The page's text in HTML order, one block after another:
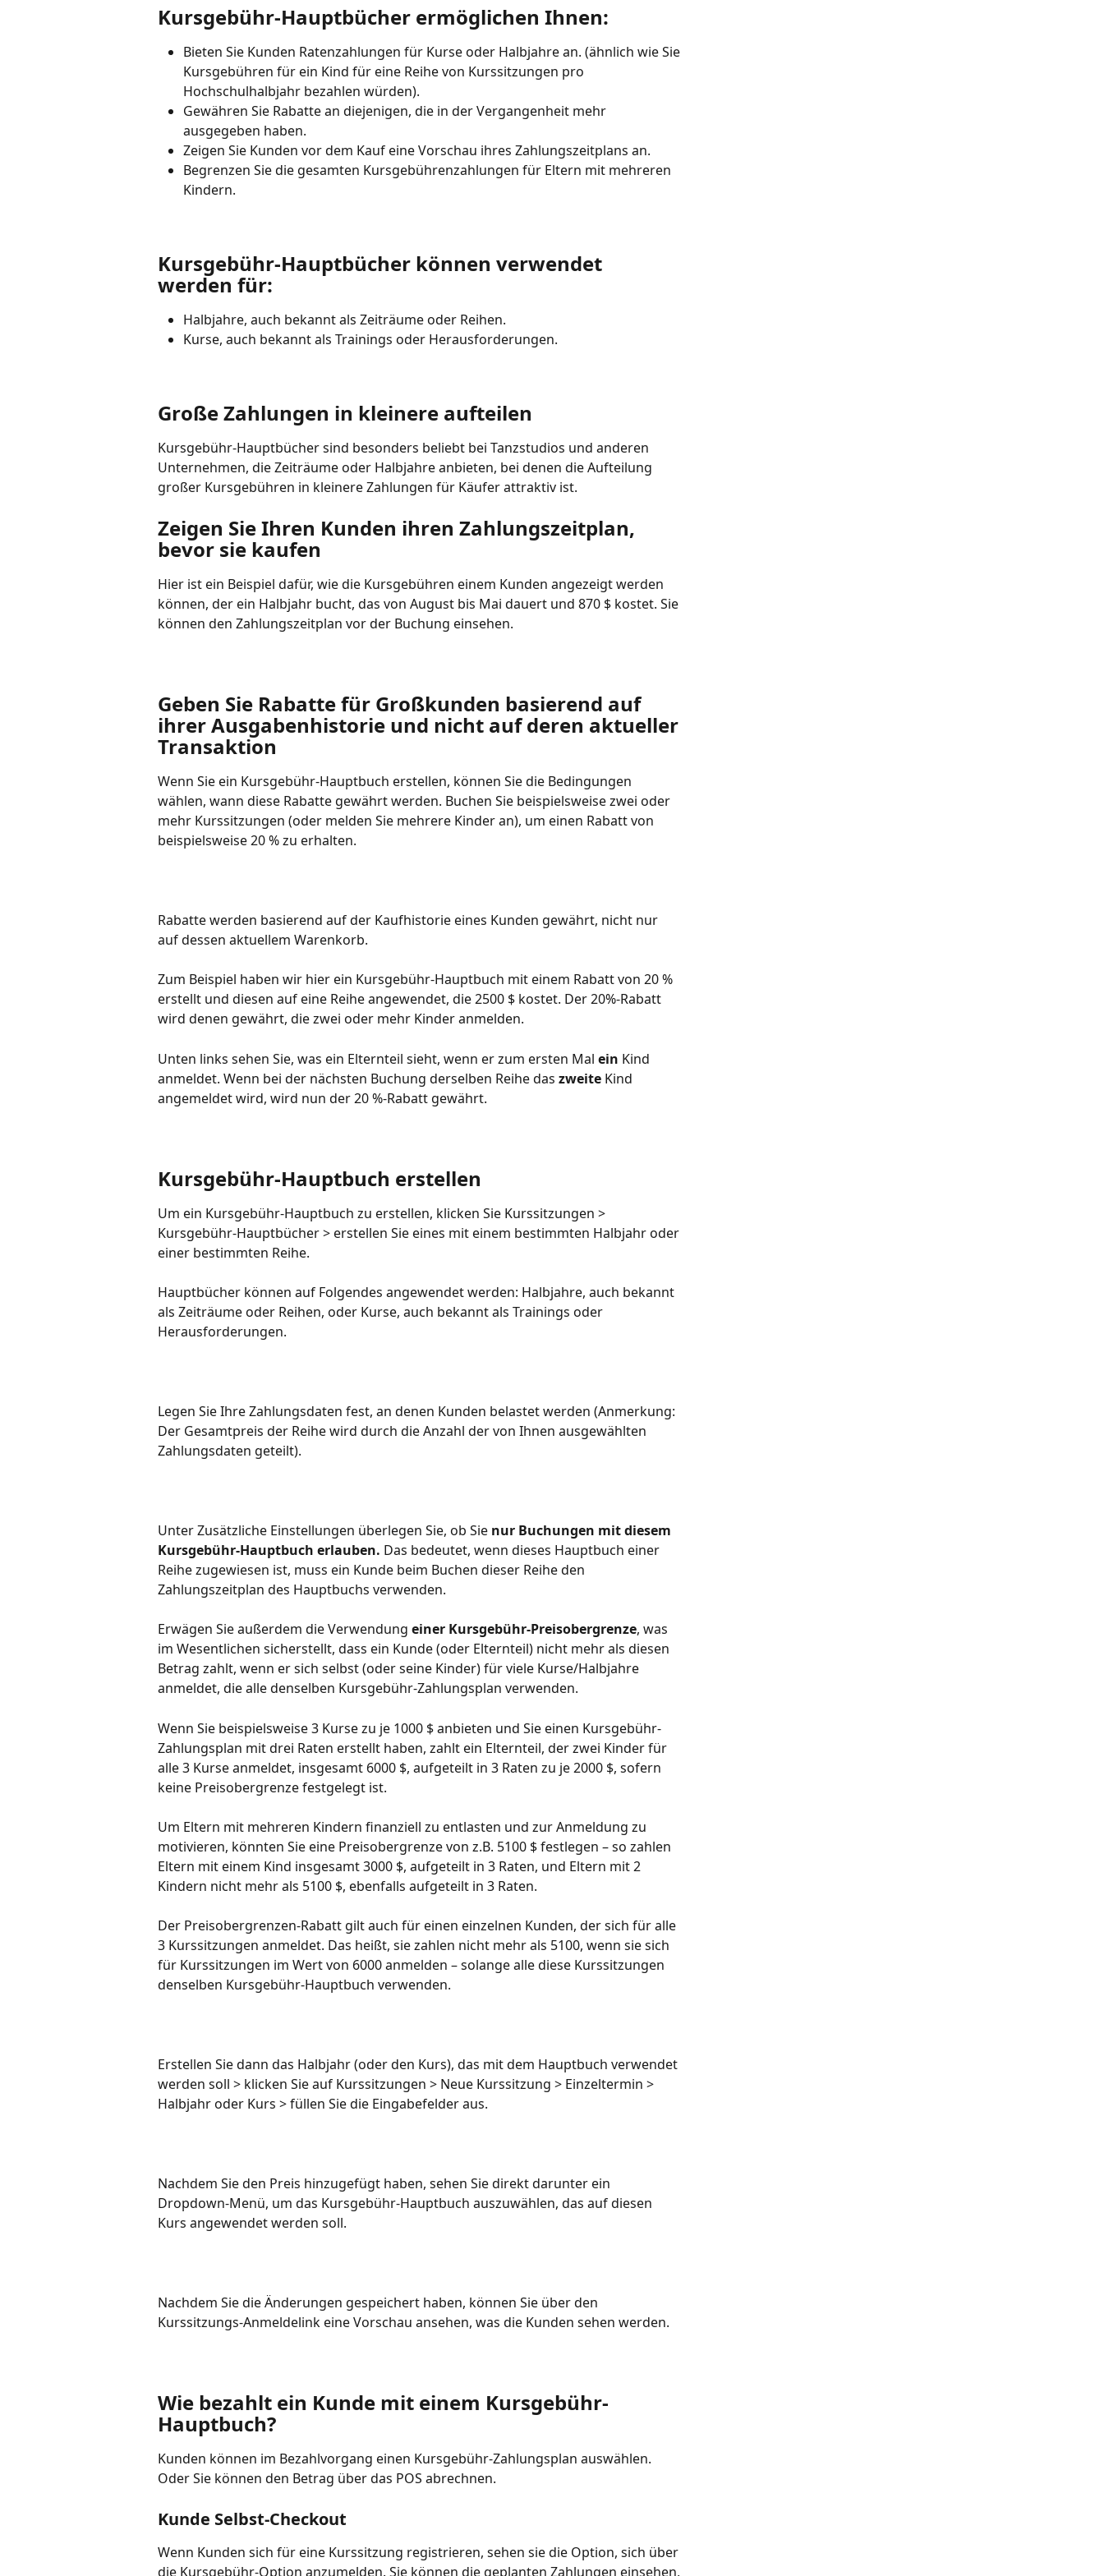
Kursgebühr-Hauptbücher ermöglichen Ihnen:
Bieten Sie Kunden Ratenzahlungen für Kurse oder Halbjahre an. (ähnlich wie Sie
Kursgebühren für ein Kind für eine Reihe von Kurssitzungen pro
Hochschulhalbjahr bezahlen würden).
Gewähren Sie Rabatte an diejenigen, die in der Vergangenheit mehr
ausgegeben haben.
Zeigen Sie Kunden vor dem Kauf eine Vorschau ihres Zahlungszeitplans an.
Begrenzen Sie die gesamten Kursgebührenzahlungen für Eltern mit mehreren
Kindern.
Kursgebühr-Hauptbücher können verwendet
werden für:
Halbjahre, auch bekannt als Zeiträume oder Reihen.
Kurse, auch bekannt als Trainings oder Herausforderungen.
Große Zahlungen in kleinere aufteilen
Kursgebühr-Hauptbücher sind besonders beliebt bei Tanzstudios und anderen
Unternehmen, die Zeiträume oder Halbjahre anbieten, bei denen die Aufteilung
großer Kursgebühren in kleinere Zahlungen für Käufer attraktiv ist.
Zeigen Sie Ihren Kunden ihren Zahlungszeitplan,
bevor sie kaufen
Hier ist ein Beispiel dafür, wie die Kursgebühren einem Kunden angezeigt werden
können, der ein Halbjahr bucht, das von August bis Mai dauert und 870 $ kostet. Sie
können den Zahlungszeitplan vor der Buchung einsehen.
Geben Sie Rabatte für Großkunden basierend auf
ihrer Ausgabenhistorie und nicht auf deren aktueller
Transaktion
Wenn Sie ein Kursgebühr-Hauptbuch erstellen, können Sie die Bedingungen
wählen, wann diese Rabatte gewährt werden. Buchen Sie beispielsweise zwei oder
mehr Kurssitzungen (oder melden Sie mehrere Kinder an), um einen Rabatt von
beispielsweise 20 % zu erhalten.
Rabatte werden basierend auf der Kaufhistorie eines Kunden gewährt, nicht nur
auf dessen aktuellem Warenkorb.
Zum Beispiel haben wir hier ein Kursgebühr-Hauptbuch mit einem Rabatt von 20 %
erstellt und diesen auf eine Reihe angewendet, die 2500 $ kostet. Der 20%-Rabatt
wird denen gewährt, die zwei oder mehr Kinder anmelden.
Unten links sehen Sie, was ein Elternteil sieht, wenn er zum ersten Mal ein Kind
anmeldet. Wenn bei der nächsten Buchung derselben Reihe das zweite Kind
angemeldet wird, wird nun der 20 %-Rabatt gewährt.
Kursgebühr-Hauptbuch erstellen
Um ein Kursgebühr-Hauptbuch zu erstellen, klicken Sie Kurssitzungen >
Kursgebühr-Hauptbücher > erstellen Sie eines mit einem bestimmten Halbjahr oder
einer bestimmten Reihe.
Hauptbücher können auf Folgendes angewendet werden: Halbjahre, auch bekannt
als Zeiträume oder Reihen, oder Kurse, auch bekannt als Trainings oder
Herausforderungen.
Legen Sie Ihre Zahlungsdaten fest, an denen Kunden belastet werden (Anmerkung:
Der Gesamtpreis der Reihe wird durch die Anzahl der von Ihnen ausgewählten
Zahlungsdaten geteilt).
Unter Zusätzliche Einstellungen überlegen Sie, ob Sie nur Buchungen mit diesem
Kursgebühr-Hauptbuch erlauben. Das bedeutet, wenn dieses Hauptbuch einer
Reihe zugewiesen ist, muss ein Kunde beim Buchen dieser Reihe den
Zahlungszeitplan des Hauptbuchs verwenden.
Erwägen Sie außerdem die Verwendung einer Kursgebühr-Preisobergrenze, was
im Wesentlichen sicherstellt, dass ein Kunde (oder Elternteil) nicht mehr als diesen
Betrag zahlt, wenn er sich selbst (oder seine Kinder) für viele Kurse/Halbjahre
anmeldet, die alle denselben Kursgebühr-Zahlungsplan verwenden.
Wenn Sie beispielsweise 3 Kurse zu je 1000 $ anbieten und Sie einen Kursgebühr-
Zahlungsplan mit drei Raten erstellt haben, zahlt ein Elternteil, der zwei Kinder für
alle 3 Kurse anmeldet, insgesamt 6000 $, aufgeteilt in 3 Raten zu je 2000 $, sofern
keine Preisobergrenze festgelegt ist.
Um Eltern mit mehreren Kindern finanziell zu entlasten und zur Anmeldung zu
motivieren, könnten Sie eine Preisobergrenze von z.B. 5100 $ festlegen – so zahlen
Eltern mit einem Kind insgesamt 3000 $, aufgeteilt in 3 Raten, und Eltern mit 2
Kindern nicht mehr als 5100 $, ebenfalls aufgeteilt in 3 Raten.
Der Preisobergrenzen-Rabatt gilt auch für einen einzelnen Kunden, der sich für alle
3 Kurssitzungen anmeldet. Das heißt, sie zahlen nicht mehr als 5100, wenn sie sich
für Kurssitzungen im Wert von 6000 anmelden – solange alle diese Kurssitzungen
denselben Kursgebühr-Hauptbuch verwenden.
Erstellen Sie dann das Halbjahr (oder den Kurs), das mit dem Hauptbuch verwendet
werden soll > klicken Sie auf Kurssitzungen > Neue Kurssitzung > Einzeltermin >
Halbjahr oder Kurs > füllen Sie die Eingabefelder aus.
Nachdem Sie den Preis hinzugefügt haben, sehen Sie direkt darunter ein
Dropdown-Menü, um das Kursgebühr-Hauptbuch auszuwählen, das auf diesen
Kurs angewendet werden soll.
Nachdem Sie die Änderungen gespeichert haben, können Sie über den
Kurssitzungs-Anmeldelink eine Vorschau ansehen, was die Kunden sehen werden.
Wie bezahlt ein Kunde mit einem Kursgebühr-
Hauptbuch?
Kunden können im Bezahlvorgang einen Kursgebühr-Zahlungsplan auswählen.
Oder Sie können den Betrag über das POS abrechnen.
Kunde Selbst-Checkout
Wenn Kunden sich für eine Kurssitzung registrieren, sehen sie die Option, sich über
die Kursgebühr-Option anzumelden. Sie können die geplanten Zahlungen einsehen,